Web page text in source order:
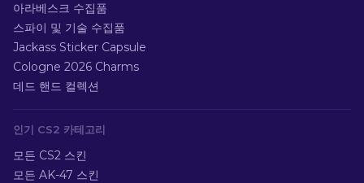
아라베스크 수집품
스파이 및 기술 수집품
Jackass Sticker Capsule
Cologne 2026 Charms
데드 핸드 컬렉션
인기 CS2 카테고리
모든 CS2 스킨
모든 AK-47 스킨